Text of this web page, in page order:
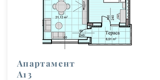
Апартамент
А13